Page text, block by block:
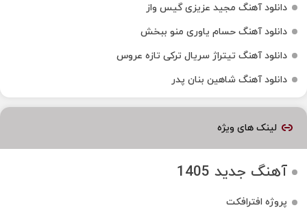
دانلود آهنگ مجید عزیزی گیس واز
دانلود آهنگ حسام یاوری منو ببخش
دانلود آهنگ تیتراژ سریال ترکی تازه عروس
دانلود آهنگ شاهین بنان پدر
لینک های ویژه
آهنگ جدید 1405
پروژه افترافکت